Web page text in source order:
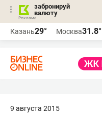
забронируй
валюту
Казань29° Москва31.8°
9 августа 2015